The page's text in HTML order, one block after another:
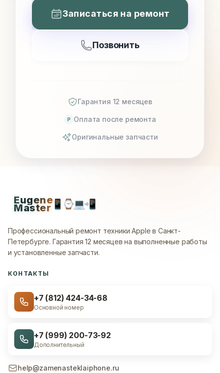
Записаться на ремонт
Позвонить
Гарантия 12 месяцев
P Оплата после ремонта
Оригинальные запчасти
Eugene
Master📱 ⌚💻📲
Профессиональный ремонт техники Apple в Санкт-
Петербурге. Гарантия 12 месяцев на выполненные работы
и установленные запчасти.
КОНТАКТЫ
+7 (812) 424-34-68
Основной номер
+7 (999) 200-73-92
Дополнительный
help@zamenasteklaiphone.ru